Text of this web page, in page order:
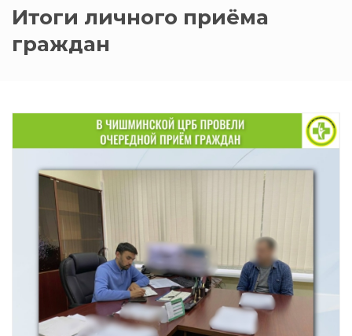
Итоги личного приёма
граждан